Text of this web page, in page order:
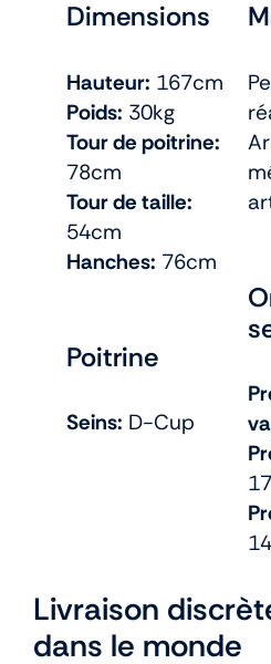
Dimensions
Hauteur: 167cm
Poids: 30kg
Tour de poitrine:
78cm
Tour de taille:
54cm
Hanches: 76cm
Poitrine
Seins: D-Cup
Livraison
dans le monde